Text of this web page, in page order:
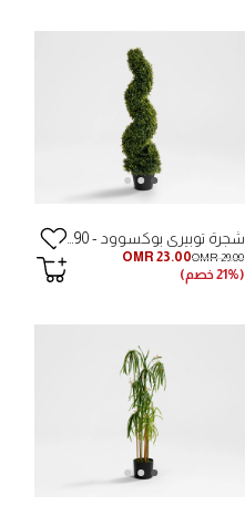
شجرة توبيري بوكسوود - 90 سم
OMR 23.00OMR 29.00
(21% خصم)